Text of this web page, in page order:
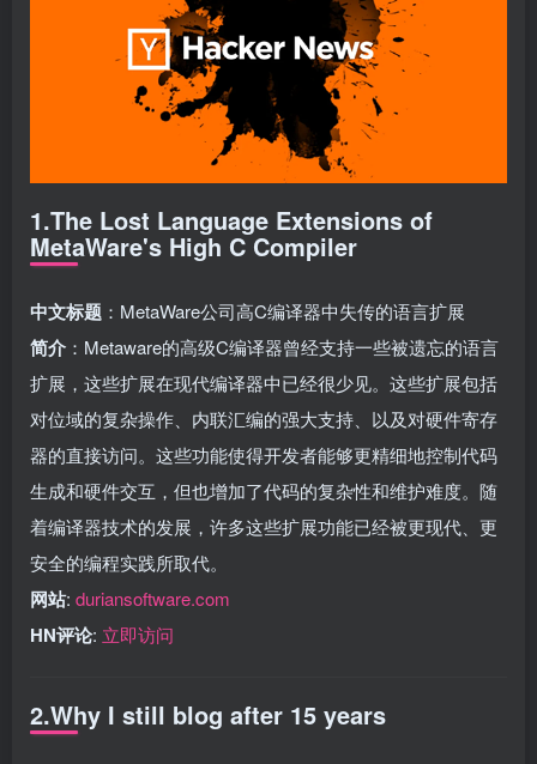
1.The Lost Language Extensions of
MetaWare's High C Compiler
中文标题 ：MetaWare公司高C编译器中失传的语言扩展
简介 ：Metaware的高级C编译器曾经支持一些被遗忘的语言
扩展，这些扩展在现代编译器中已经很少见。这些扩展包括
对位域的复杂操作、内联汇编的强大支持、以及对硬件寄存
器的直接访问。这些功能使得开发者能够更精细地控制代码
生成和硬件交互，但也增加了代码的复杂性和维护难度。随
着编译器技术的发展，许多这些扩展功能已经被更现代、更
安全的编程实践所取代。
网站: duriansoftware.com
HN评论: 立即访问
2.Why I still blog after 15 years